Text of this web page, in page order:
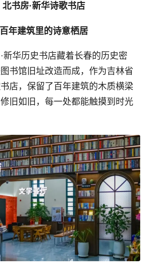
北书房·新华诗歌书店
百年建筑里的诗意栖居
新华历史书店藏着长春的历史密
书馆旧址改造而成，作为吉林省
店，保留了百年建筑的木质横梁
旧如旧，每一处都能触摸到时光